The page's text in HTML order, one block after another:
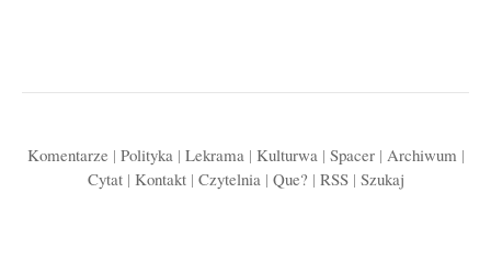
Komentarze | Polityka| Lekrama| Kulturwa| Spacer| Archiwum |
Cytat| Kontakt| Czytelnia| Que? | RSS| Szukaj